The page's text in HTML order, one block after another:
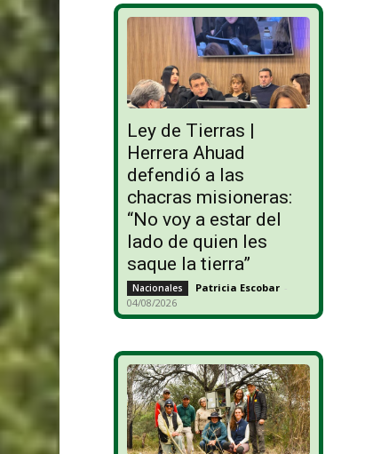
Ley de Tierras |
Herrera Ahuad
defendió a las
chacras misioneras:
“No voy a estar del
lado de quien les
saque la tierra”
Nacionales Patricia Escobar -
04/08/2026